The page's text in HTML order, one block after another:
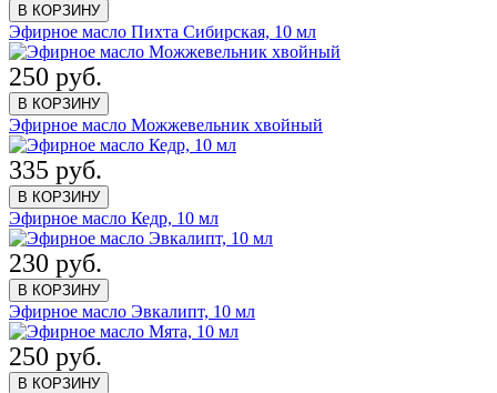
В КОРЗИНУ
Эфирное масло Пихта Сибирская, 10 мл
250 руб.
В КОРЗИНУ
Эфирное масло Можжевельник хвойный
335 руб.
В КОРЗИНУ
Эфирное масло Кедр, 10 мл
230 руб.
В КОРЗИНУ
Эфирное масло Эвкалипт, 10 мл
250 руб.
В КОРЗИНУ